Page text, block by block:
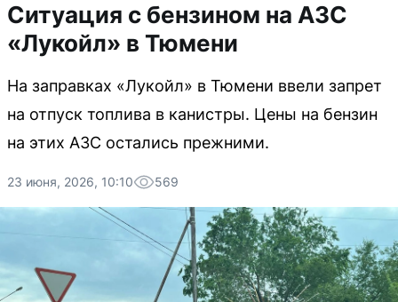
Ситуация с бензином на АЗС
«Лукойл» в Тюмени
На заправках «Лукойл» в Тюмени ввели запрет
на отпуск топлива в канистры. Цены на бензин
на этих АЗС остались прежними.
23 июня, 2026, 10:10 569